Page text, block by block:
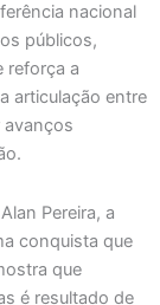
nacional
públicos,
reforça a
articulação entre
Pereira, a
conquista que
que
é resultado de